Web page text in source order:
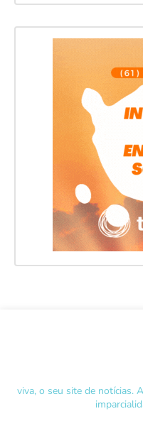
viva, o seu site de notícias.